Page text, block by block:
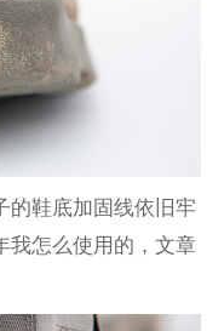
的鞋底加固线依旧牢
我怎么使用的，文章